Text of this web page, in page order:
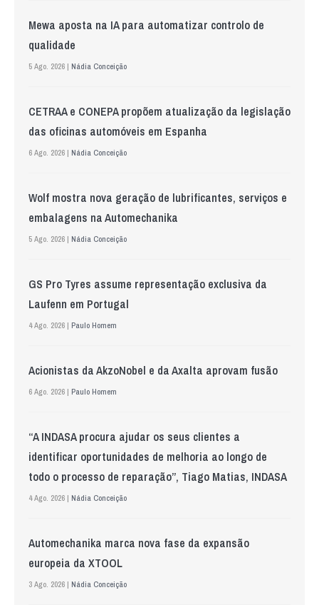
Mewa aposta na IA para automatizar controlo de
qualidade
5 Ago. 2026 | Nádia Conceição
CETRAA e CONEPA propõem atualização da legislação
das oficinas automóveis em Espanha
6 Ago. 2026 | Nádia Conceição
Wolf mostra nova geração de lubrificantes, serviços e
embalagens na Automechanika
5 Ago. 2026 | Nádia Conceição
GS Pro Tyres assume representação exclusiva da
Laufenn em Portugal
4 Ago. 2026 | Paulo Homem
Acionistas da AkzoNobel e da Axalta aprovam fusão
6 Ago. 2026 | Paulo Homem
“A INDASA procura ajudar os seus clientes a
identificar oportunidades de melhoria ao longo de
todo o processo de reparação”, Tiago Matias, INDASA
4 Ago. 2026 | Nádia Conceição
Automechanika marca nova fase da expansão
europeia da XTOOL
3 Ago. 2026 | Nádia Conceição